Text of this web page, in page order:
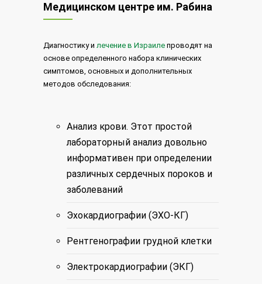
Медицинском центре им. Рабина
Диагностику и лечение в Израиле проводят на
основе определенного набора клинических
симптомов, основных и дополнительных
методов обследования:
Анализ крови. Этот простой
лабораторный анализ довольно
информативен при определении
различных сердечных пороков и
заболеваний
Эхокардиографии (ЭХО-КГ)
Рентгенографии грудной клетки
Электрокардиографии (ЭКГ)